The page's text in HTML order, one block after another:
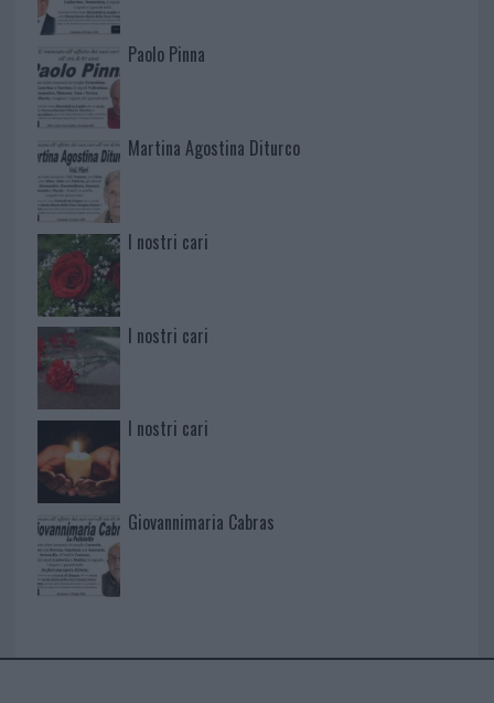
Paolo Pinna
Martina Agostina Diturco
I nostri cari
I nostri cari
I nostri cari
Giovannimaria Cabras